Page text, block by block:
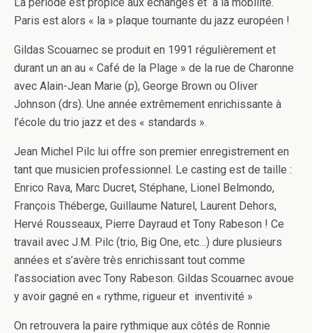
Paris est alors « la » plaque tournante du jazz européen !
Gildas Scouarnec se produit en 1991 régulièrement et
durant un an au « Café de la Plage » de la rue de Charonne
avec Alain-Jean Marie (p), George Brown ou Oliver
Johnson (drs). Une année extrêmement enrichissante à
l’école du trio jazz et des « standards ».
Jean Michel Pilc lui offre son premier enregistrement en
tant que musicien professionnel. Le casting est de taille :
Enrico Rava, Marc Ducret, Stéphane, Lionel Belmondo,
François Théberge, Guillaume Naturel, Laurent Dehors,
Hervé Rousseaux, Pierre Dayraud et Tony Rabeson ! Ce
travail avec J.M. Pilc (trio, Big One, etc…) dure plusieurs
années et s’avère très enrichissant tout comme
l’association avec Tony Rabeson. Gildas Scouarnec avoue
y avoir gagné en « rythme, rigueur et inventivité »
On retrouvera la paire rythmique aux côtés de Ronnie